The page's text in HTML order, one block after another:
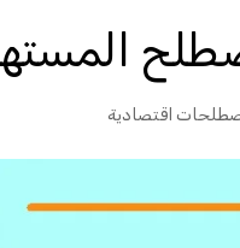
اقتصادية